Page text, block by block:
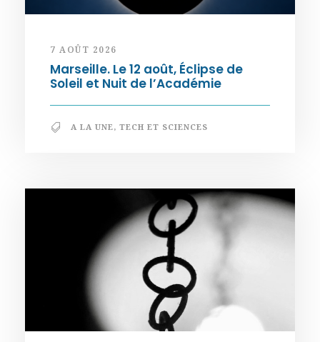
7 AOÛT 2026
Marseille. Le 12 août, Éclipse de
Soleil et Nuit de l’Académie
A LA UNE, TECH ET SCIENCES